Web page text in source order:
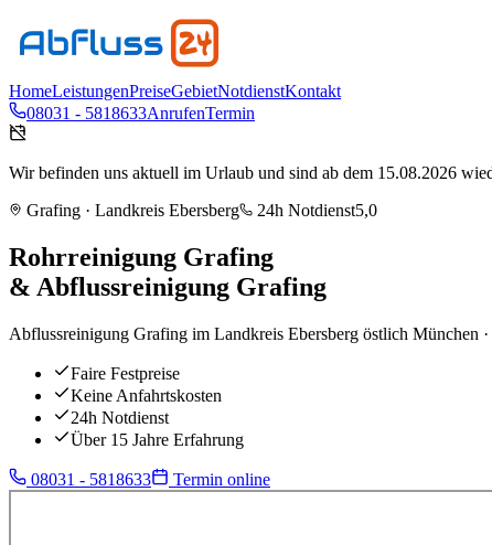
HomeLeistungenPreiseGebietNotdienstKontakt
08031 - 5818633AnrufenTermin
Wir befinden uns aktuell im Urlaub und sind ab dem 15.08.2026
Grafing · Landkreis Ebersberg 24h Notdienst5,0
Rohrreinigung Grafing
& Abflussreinigung Grafing
Abflussreinigung Grafing im Landkreis Ebersberg östlich München
Faire Festpreise
Keine Anfahrtskosten
24h Notdienst
Über 15 Jahre Erfahrung
08031 - 5818633 Termin online